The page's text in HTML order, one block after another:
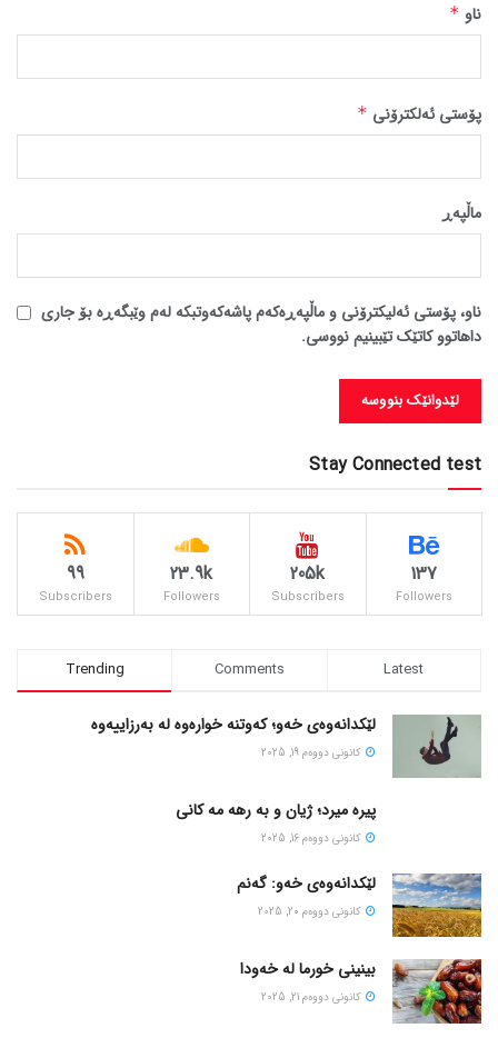
ناو *
پۆستی ئەلکترۆنی *
ماڵپه‌ڕ
ناو، پۆستی ئەلیکترۆنی و ماڵپەڕەکەم پاشەکەوتبکە لەم وێبگەڕە بۆ جاری
داهاتوو کاتێک تێبینیم نووسی.
Stay Connected test
137
Followers
205k
Subscribers
23.9k
Followers
99
Subscribers
Trending Comments Latest
لێکدانەوەی خەو؛ کەوتنە خوارەوە لە بەرزاییەوە
كانونی دووه‌م 19, 2025
پیره میرد؛ ژیان و به رهه مه کانی
كانونی دووه‌م 16, 2025
لێکدانەوەی خەو: گەنم
كانونی دووه‌م 20, 2025
بینینی خورما لە خەودا
كانونی دووه‌م 21, 2025